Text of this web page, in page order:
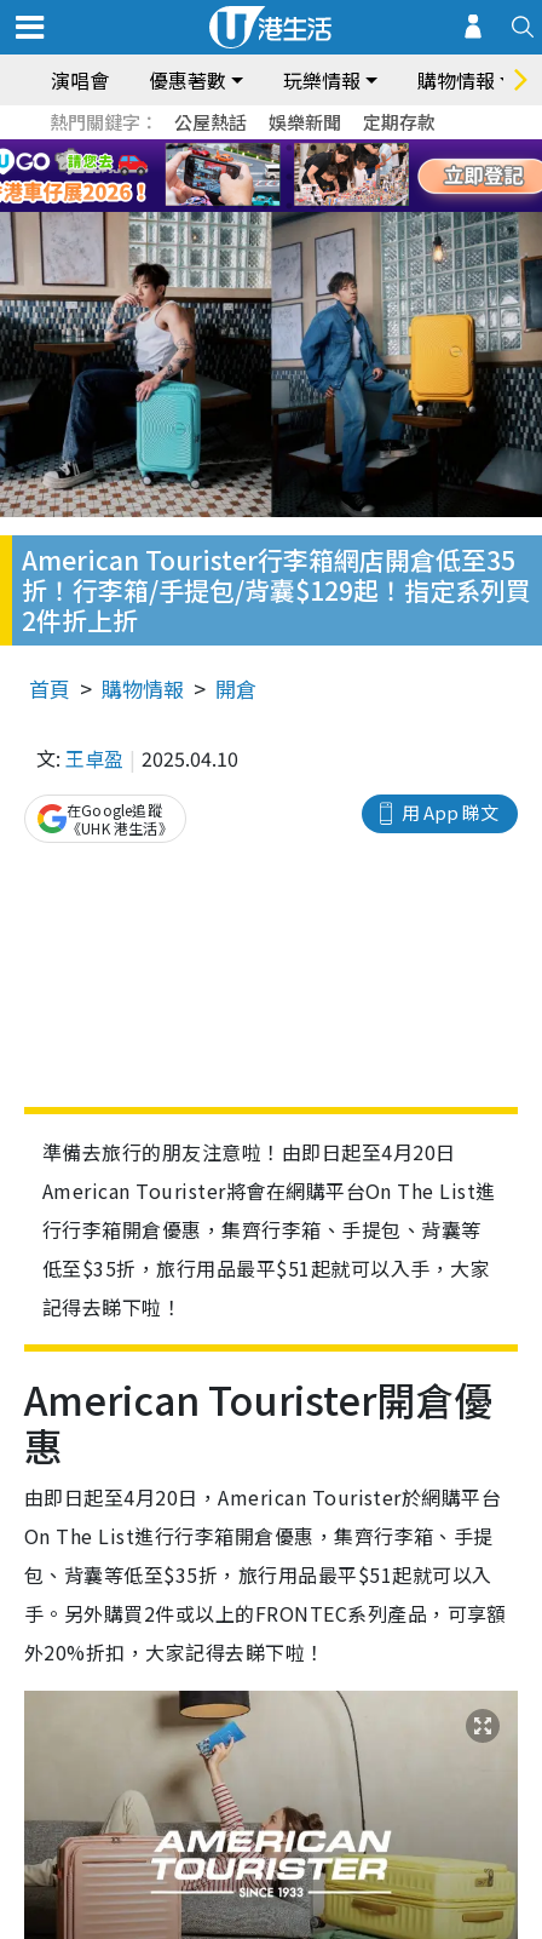
演唱會 優惠著數 玩樂情報 購物情報
熱門關鍵字： 公屋熱話 娛樂新聞 定期存款
American Tourister行李箱網店開倉低至35
折！行李箱/手提包/背囊$129起！指定系列買
2件折上折
首頁 購物情報 開倉
文: 王卓盈 2025.04.10
用 App 睇文
在Google追蹤
《UHK 港生活》
準備去旅行的朋友注意啦！由即日起至4月20日
American Tourister將會在網購平台On The List進
行行李箱開倉優惠，集齊行李箱、手提包、背囊等
低至$35折，旅行用品最平$51起就可以入手，大家
記得去睇下啦！
American Tourister開倉優
惠
由即日起至4月20日，American Tourister於網購平台
On The List進行行李箱開倉優惠，集齊行李箱、手提
包、背囊等低至$35折，旅行用品最平$51起就可以入
手。另外購買2件或以上的FRONTEC系列產品，可享額
外20%折扣，大家記得去睇下啦！